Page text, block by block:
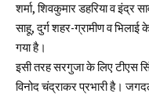
शर्मा, शिवकुमार डहरिया व इंद्र
साहू, दुर्ग शहर-ग्रामीण व भिलाई
गया है।
इसी तरह सरगुजा के लिए टीएस
विनोद चंद्राकर प्रभारी है।